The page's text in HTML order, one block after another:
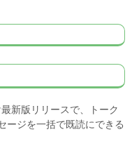
新版リリースで、トーク
ージを一括で既読にできる